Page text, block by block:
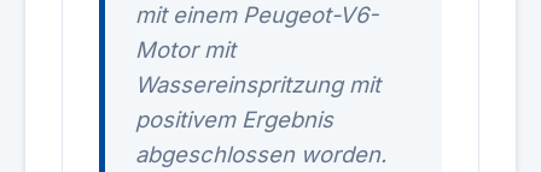
mit einem Peugeot-V6-
Motor mit
Wassereinspritzung mit
positivem Ergebnis
abgeschlossen worden.